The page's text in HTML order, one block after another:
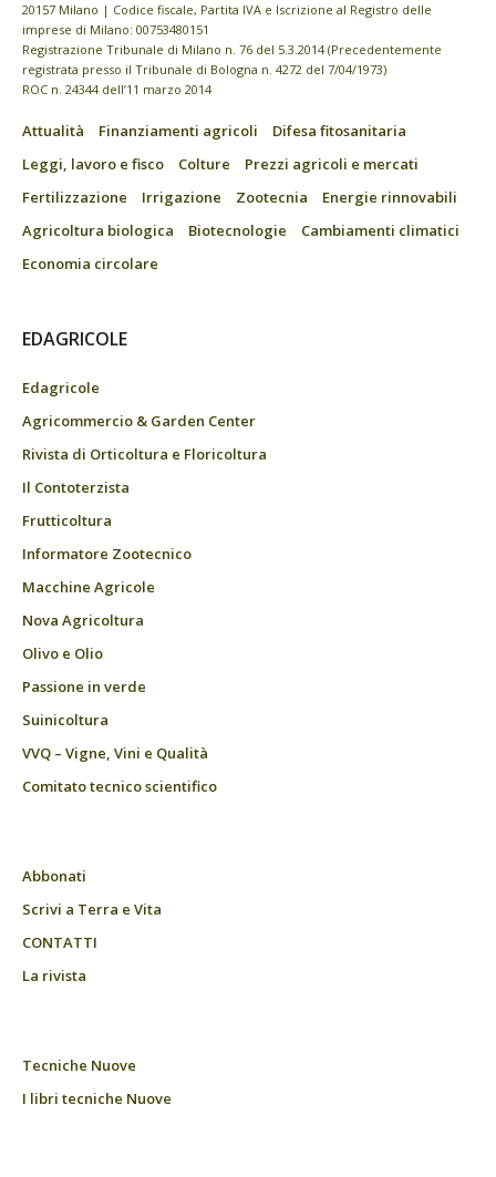
20157 Milano | Codice fiscale, Partita IVA e Iscrizione al Registro delle
imprese di Milano: 00753480151
Registrazione Tribunale di Milano n. 76 del 5.3.2014 (Precedentemente
registrata presso il Tribunale di Bologna n. 4272 del 7/04/1973)
ROC n. 24344 dell’11 marzo 2014
Attualità Finanziamenti agricoli
Difesa fitosanitaria
Leggi, lavoro e fisco
Colture
Prezzi agricoli e mercati
Fertilizzazione
Irrigazione Zootecnia
Energie rinnovabili
Agricoltura biologica
Biotecnologie
Cambiamenti climatici
Economia circolare
EDAGRICOLE
Edagricole
Agricommercio & Garden Center
Rivista di Orticoltura e Floricoltura
Il Contoterzista
Frutticoltura
Informatore Zootecnico
Macchine Agricole
Nova Agricoltura
Olivo e Olio
Passione in verde
Suinicoltura
VVQ – Vigne, Vini e Qualità
Comitato tecnico scientifico
Abbonati
Scrivi a Terra e Vita
CONTATTI
La rivista
Tecniche Nuove
I libri tecniche Nuove